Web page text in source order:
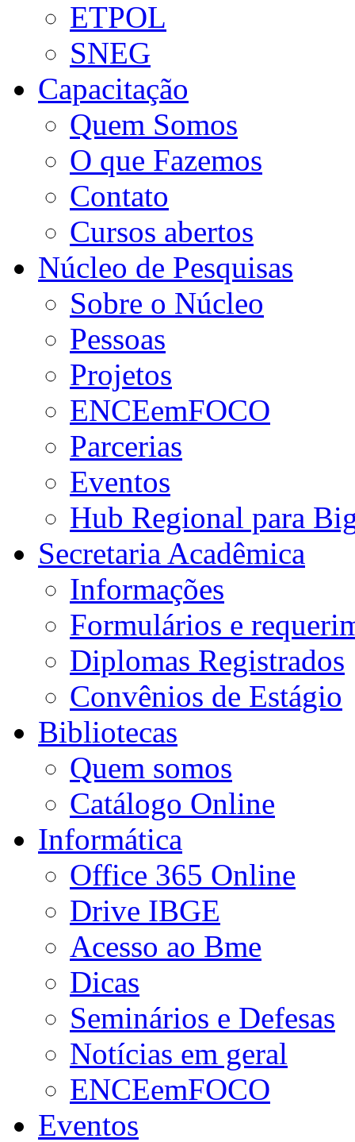
ETPOL
SNEG
Capacitação
Quem Somos
O que Fazemos
Contato
Cursos abertos
Núcleo de Pesquisas
Sobre o Núcleo
Pessoas
Projetos
ENCEemFOCO
Parcerias
Eventos
Hub Regional para
Secretaria Acadêmica
Informações
Formulários e
Diplomas Registrados
Convênios de Estágio
Bibliotecas
Quem somos
Catálogo Online
Informática
Office 365 Online
Drive IBGE
Acesso ao Bme
Dicas
Seminários e Defesas
Notícias em geral
ENCEemFOCO
Eventos